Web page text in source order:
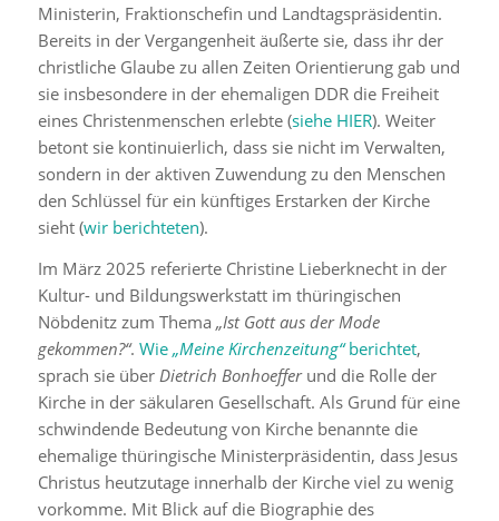
Ministerin, Fraktionschefin und Landtagspräsidentin.
Bereits in der Vergangenheit äußerte sie, dass ihr der
christliche Glaube zu allen Zeiten Orientierung gab und
sie insbesondere in der ehemaligen DDR die Freiheit
eines Christenmenschen erlebte (siehe HIER). Weiter
betont sie kontinuierlich, dass sie nicht im Verwalten,
sondern in der aktiven Zuwendung zu den Menschen
den Schlüssel für ein künftiges Erstarken der Kirche
sieht (wir berichteten).
Im März 2025 referierte Christine Lieberknecht in der
Kultur- und Bildungswerkstatt im thüringischen
Nöbdenitz zum Thema „Ist Gott aus der Mode
gekommen?“. Wie „Meine Kirchenzeitung“berichtet,
sprach sie über Dietrich Bonhoefferund die Rolle der
Kirche in der säkularen Gesellschaft. Als Grund für eine
schwindende Bedeutung von Kirche benannte die
ehemalige thüringische Ministerpräsidentin, dass Jesus
Christus heutzutage innerhalb der Kirche viel zu wenig
vorkomme. Mit Blick auf die Biographie des